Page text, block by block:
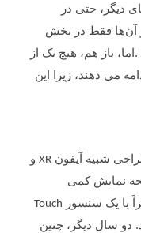
دیگر، حتی در
آن‌ها فقط در بخش
باز هم، هیچ یک از
می دهند، زیرا این
شبیه آیفون XR و
صفحه نمایش کمی
با یک سنسور Touch
دو سال دیگر، چنین